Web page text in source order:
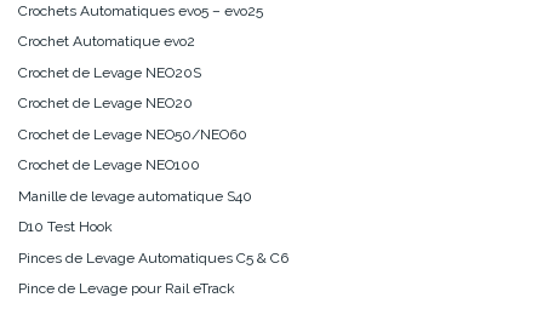
Crochets Automatiques evo5 – evo25
Crochet Automatique evo2
Crochet de Levage NEO20S
Crochet de Levage NEO20
Crochet de Levage NEO50/NEO60
Crochet de Levage NEO100
Manille de levage automatique S40
D10 Test Hook
Pinces de Levage Automatiques C5 & C6
Pince de Levage pour Rail eTrack